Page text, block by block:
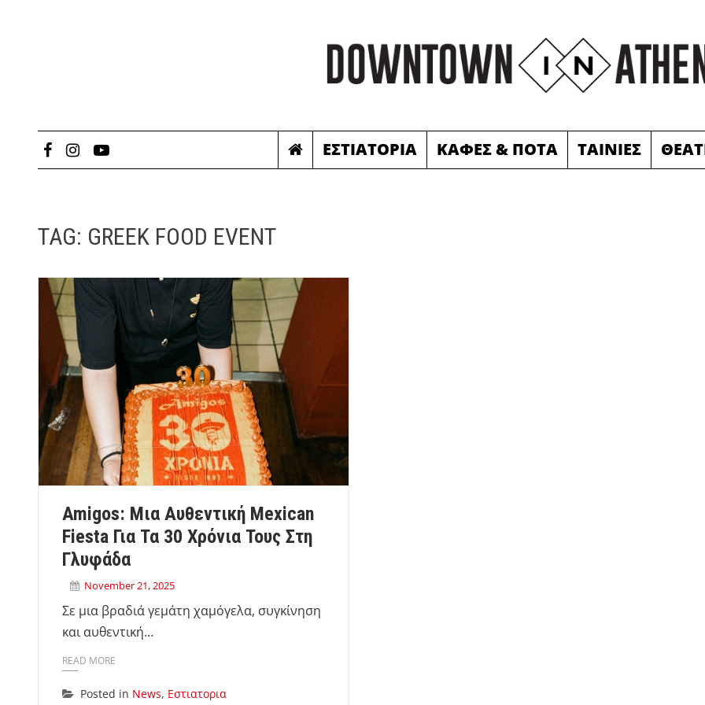
ΕΣΤΙΑΤΟΡΙΑ ΚΑΦΕΣ & ΠΟΤΑ ΤΑΙΝΙΕΣ
TAG: GREEK FOOD EVENT
Amigos: Μια Αυθεντική Mexican
Fiesta Για Τα 30 Χρόνια Τους Στη
Γλυφάδα
November 21, 2025
Σε μια βραδιά γεμάτη χαμόγελα, συγκίνηση
και αυθεντική…
READ MORE
Posted in News, Εστιατορια